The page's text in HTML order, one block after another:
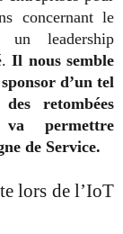
concernant le
leadership
Il nous semble
d’un tel
retombées
va permettre
de Service.
lors de l’IoT